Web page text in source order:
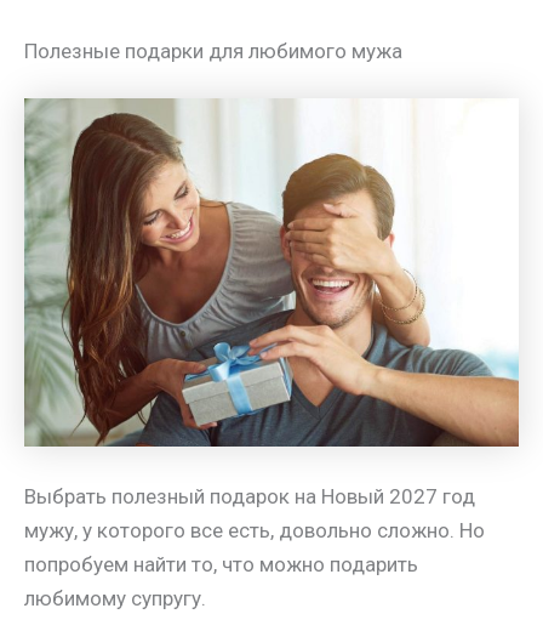
Полезные подарки для любимого мужа
Выбрать полезный подарок на Новый 2027 год
мужу, у которого все есть, довольно сложно. Но
попробуем найти то, что можно подарить
любимому супругу.